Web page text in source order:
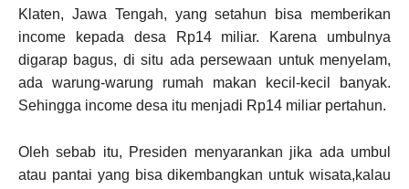
Klaten, Jawa Tengah, yang setahun bisa memberikan
income kepada desa Rp14 miliar. Karena umbulnya
digarap bagus, di situ ada persewaan untuk menyelam,
ada warung-warung rumah makan kecil-kecil banyak.
Sehingga income desa itu menjadi Rp14 miliar pertahun.
Oleh sebab itu, Presiden menyarankan jika ada umbul
atau pantai yang bisa dikembangkan untuk wisata,kalau